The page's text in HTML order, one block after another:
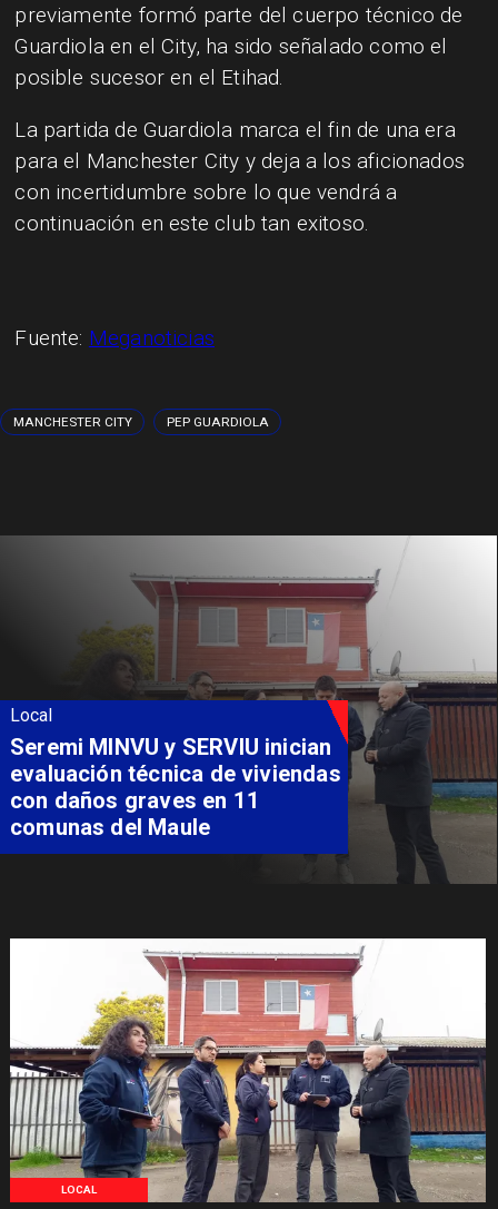
previamente formó parte del cuerpo técnico de
Guardiola en el City, ha sido señalado como el
posible sucesor en el Etihad.
La partida de Guardiola marca el fin de una era
para el Manchester City y deja a los aficionados
con incertidumbre sobre lo que vendrá a
continuación en este club tan exitoso.
Fuente: Meganoticias
MANCHESTER CITY PEP GUARDIOLA
LOCAL
Local
Fondo Orasmi entrega apoyo a
familia de Romeral para
costear alimentación
especializada de niño con
Síndrome de Intestino Corto